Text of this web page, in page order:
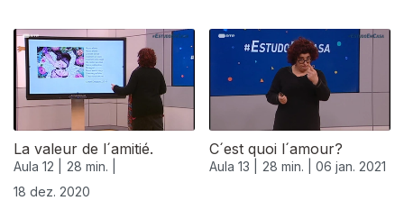
La valeur de l´amitié.
Aula 12 |
28 min. |
18 dez. 2020
C´est quoi l´amour?
Aula 13 | 28 min. | 06 jan. 2021